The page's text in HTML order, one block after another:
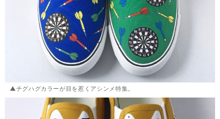
▲チグハグカラーが目を惹くアシンメ特集。